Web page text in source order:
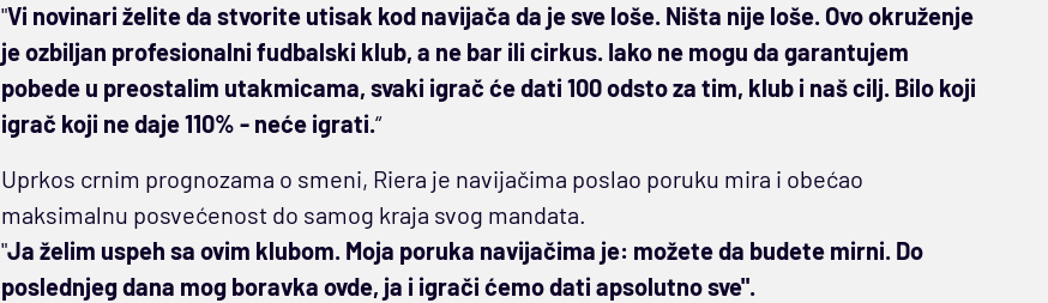
"Vi novinari želite da stvorite utisak kod navijača da je sve loše. Ništa nije loše. Ovo okruženje
je ozbiljan profesionalni fudbalski klub, a ne bar ili cirkus. Iako ne mogu da garantujem
pobede u preostalim utakmicama, svaki igrač će dati 100 odsto za tim, klub i naš cilj. Bilo koji
igrač koji ne daje 110% - neće igrati.“
Uprkos crnim prognozama o smeni, Riera je navijačima poslao poruku mira i obećao
maksimalnu posvećenost do samog kraja svog mandata.
"Ja želim uspeh sa ovim klubom. Moja poruka navijačima je: možete da budete mirni. Do
poslednjeg dana mog boravka ovde, ja i igrači ćemo dati apsolutno sve".